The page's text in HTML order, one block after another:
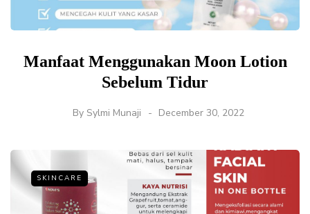
Manfaat Menggunakan Moon Lotion
Sebelum Tidur
By Sylmi Munaji December 30, 2022
SKINCARE